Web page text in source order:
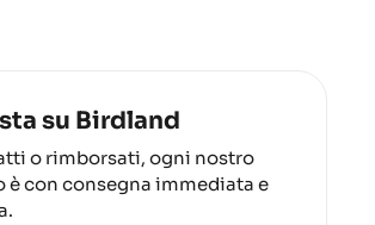
su Birdland
o rimborsati, ogni nostro
è con consegna immediata e